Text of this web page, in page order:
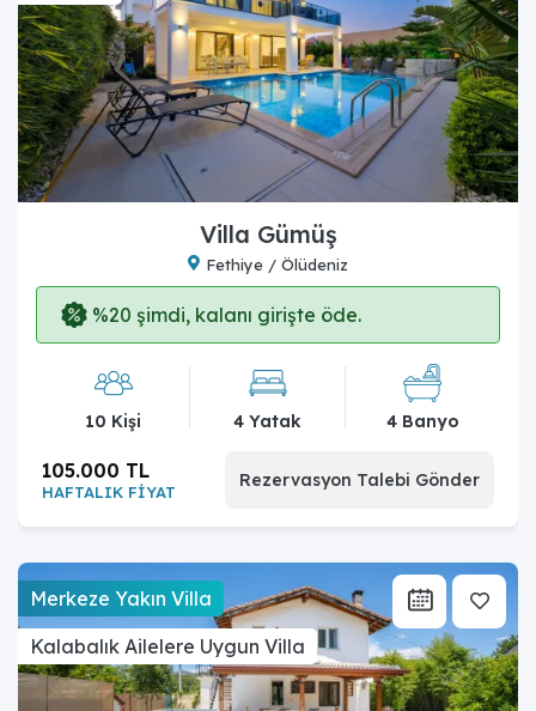
Villa Gümüş
Fethiye / Ölüdeniz
%20 şimdi, kalanı girişte öde.
10 Kişi 4 Yatak 4 Banyo
HAFTALIK FİYAT
105.000 TL Rezervasyon Talebi Gönder
Merkeze Yakın Villa
Kalabalık Ailelere Uygun Villa